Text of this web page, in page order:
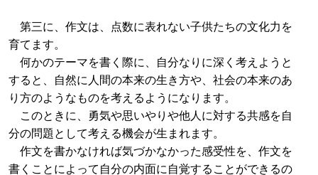
第三に、作文は、点数に表れない子供たちの文化力を
育てます。
何かのテーマを書く際に、自分なりに深く考えようと
すると、自然に人間の本来の生き方や、社会の本来のあ
り方のようなものを考えるようになります。
このときに、勇気や思いやりや他人に対する共感を自
分の問題として考える機会が生まれます。
作文を書かなければ気づかなかった感受性を、作文を
書くことによって自分の内面に自覚することができるの